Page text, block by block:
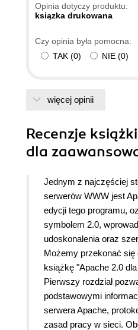
Opinia dotyczy produktu:
ksiązka drukowana
Czy opinia była pomocna:
TAK (0) NIE (0)
więcej opinii
Recenzje książki
dla
Jednym z najczęściej
serwerów WWW jest
edycji tego programu,
symbolem 2.0,
udoskonalenia oraz
Możemy przekonać się
książkę "Apache 2.0
Pierwszy rozdział
podstawowymi
serwera Apache,
zasad pracy w sieci.